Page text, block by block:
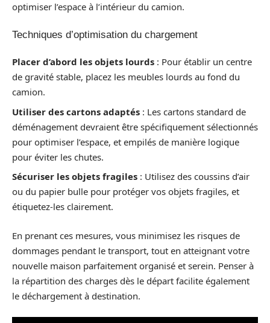
optimiser l’espace à l’intérieur du camion.
Techniques d’optimisation du chargement
Placer d’abord les objets lourds : Pour établir un centre
de gravité stable, placez les meubles lourds au fond du
camion.
Utiliser des cartons adaptés : Les cartons standard de
déménagement devraient être spécifiquement sélectionnés
pour optimiser l’espace, et empilés de manière logique
pour éviter les chutes.
Sécuriser les objets fragiles : Utilisez des coussins d’air
ou du papier bulle pour protéger vos objets fragiles, et
étiquetez-les clairement.
En prenant ces mesures, vous minimisez les risques de
dommages pendant le transport, tout en atteignant votre
nouvelle maison parfaitement organisé et serein. Penser à
la répartition des charges dès le départ facilite également
le déchargement à destination.